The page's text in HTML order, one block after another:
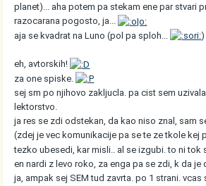
planet)... aha potem pa stekam ene par stvari
razocarana pogosto, ja...
aja se kvadrat na Luno (pol pa sploh...
)
eh, avtorskih!
za one spiske.
sej sm po njihovo zakljucla. pa cist sem
lektorstvo.
ja res se zdi odstekan, da kao niso znal, sam
(zdej je vec komunikacije pa se te ze tkole kej
tezko ubesedi, kar misli.. al se izgubi. to ni tok
en nardi z levo roko, za enga pa se zdi, k da je
ja, ampak sej SEM tud zavrta. po 1 strani.